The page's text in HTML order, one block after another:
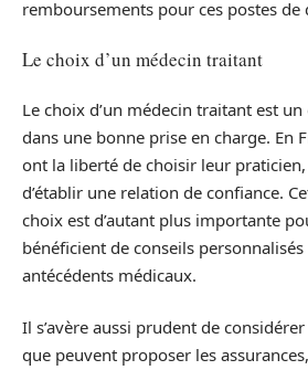
remboursements pour ces postes de
Le choix d’un médecin traitant
Le choix d’un médecin traitant est
dans une bonne prise en charge. En
ont la liberté de choisir leur
d’établir une relation de confiance.
choix est d’autant plus importante
bénéficient de conseils
antécédents médicaux.
Il s’avère aussi prudent de
que peuvent proposer les